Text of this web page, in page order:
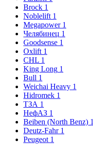
Brock 1
Noblelift 1
Megapower 1
Челябинец 1
Goodsense 1
Oxlift 1
CHL 1
King Long 1
Bull 1
Weichai Heavy 1
Hidromek 1
ТЗА 1
НефАЗ 1
Beiben (North Benz) 1
Deutz-Fahr 1
Peugeot 1